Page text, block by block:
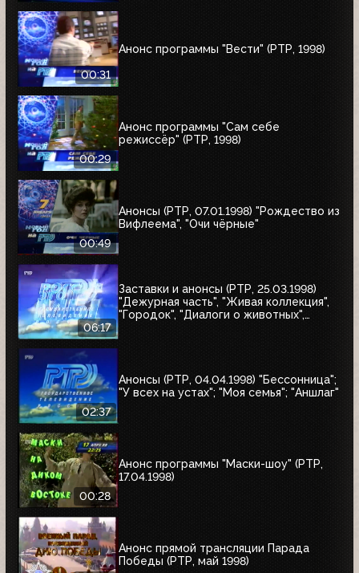
00:31
Анонс программы "Вести" (РТР, 1998)
00:29
Анонс программы "Сам себе
режиссёр" (РТР, 1998)
00:49
Анонсы (РТР, 07.01.1998) "Рождество из
Вифлеема", "Очи чёрные"
06:17
Заставки и анонсы (РТР, 25.03.1998)
"Дежурная часть", "Живая коллекция",
"Городок", "Диалоги о животных",
02:37
Анонсы (РТР, 04.04.1998) "Бессонница";
"У всех на устах"; "Моя семья"; "Аншлаг"
00:28
Анонс программы "Маски-шоу" (РТР,
17.04.1998)
Анонс прямой трансляции Парада
Победы (РТР, май 1998)